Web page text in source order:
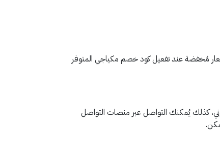
مُخفضة عند تفعيل كود خصم مكياجي المتوفر
كذلك يُمكنك التواصل عبر منصات التواصل